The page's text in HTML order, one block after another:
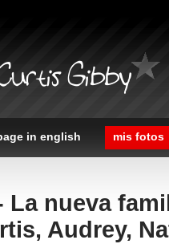
Gibby
in english mis fotos
La nueva
Audrey,